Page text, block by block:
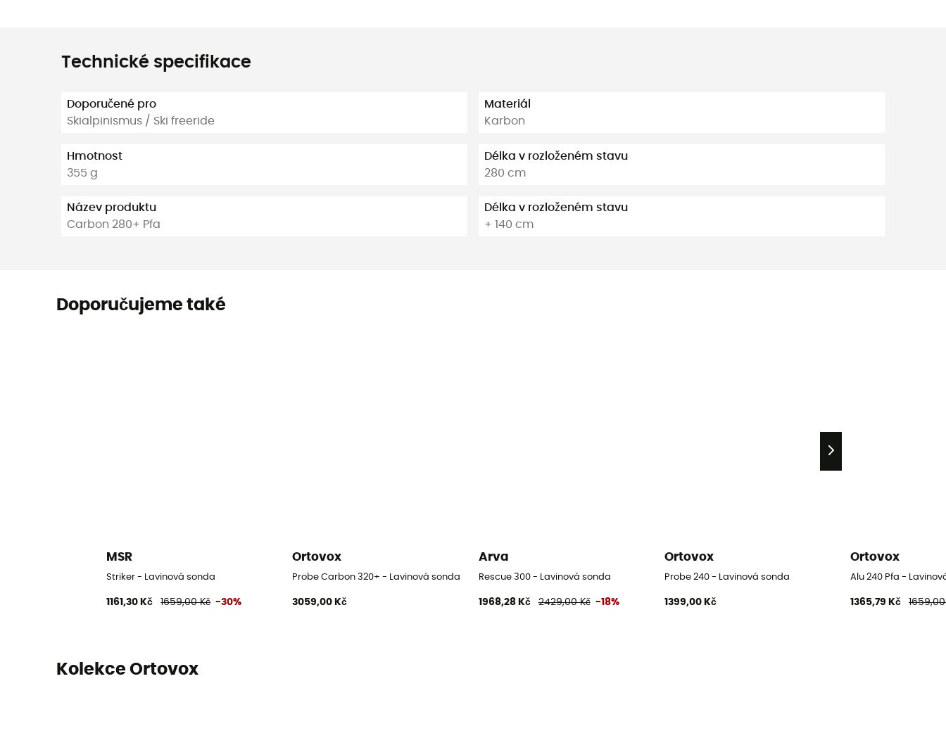
Technické specifikace
Doporučené pro
Skialpinismus / Ski freeride
Hmotnost
355 g
Název produktu
Carbon 280+ Pfa
Materiál
Karbon
Délka v rozloženém stavu
280 cm
Délka v rozloženém stavu
+ 140 cm
Doporučujeme také
MSR
Striker - Lavinová sonda
1161,30 Kč 1659,00 Kč -30%
Ortovox
Probe Carbon 320+ - Lavinová sonda
3059,00 Kč
Arva
Rescue 300 - Lavinová sonda
1968,28 Kč 2429,00 Kč -18%
Ortovox
Probe 240 - Lavinová sonda
1399,00 Kč
Ortovox
Alu 240 Pfa -
1365,79 Kč
Kolekce Ortovox